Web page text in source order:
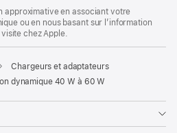
approximative en associant votre
ou en nous basant sur l’information
chez Apple.
Chargeurs et adaptateurs
dynamique 40 W à 60 W